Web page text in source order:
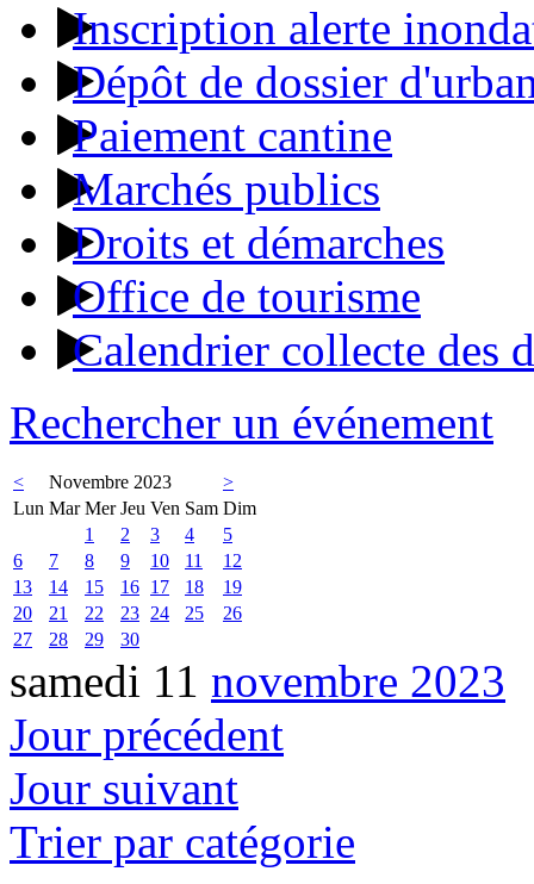
Inscription alerte
Dépôt de dossier
Paiement cantine
Marchés publics
Droits et démarches
Office de tourisme
Calendrier collecte des
Rechercher un événement
< Novembre 2023
>
Lun Mar Mer Jeu Ven Sam Dim
1
2 3 4
5
6
7 8 9 10 11
12
13
14 15 16 17 18
19
20
21 22 23 24 25
26
27
28 29 30
samedi 11 novembre 2023
Jour précédent
Jour suivant
Trier par catégorie